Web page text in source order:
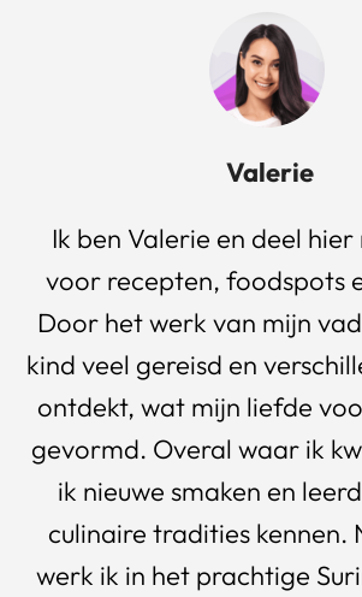
Valerie
Ik ben Valerie en deel hier
voor recepten, foodspots
Door het werk van mijn
kind veel gereisd en
ontdekt, wat mijn liefde
gevormd. Overal waar ik
ik nieuwe smaken en
culinaire tradities kennen.
werk ik in het prachtige